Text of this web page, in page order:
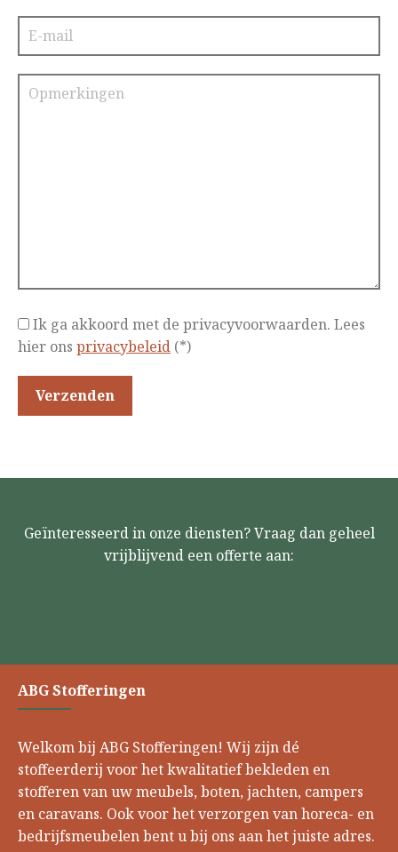
Ik ga akkoord met de privacyvoorwaarden. Lees
hier ons privacybeleid (*)
Geïnteresseerd in onze diensten? Vraag dan geheel
vrijblijvend een offerte aan:
ABG Stofferingen
Welkom bij ABG Stofferingen! Wij zijn dé
stoffeerderij voor het kwalitatief bekleden en
stofferen van uw meubels, boten, jachten, campers
en caravans. Ook voor het verzorgen van horeca- en
bedrijfsmeubelen bent u bij ons aan het juiste adres.